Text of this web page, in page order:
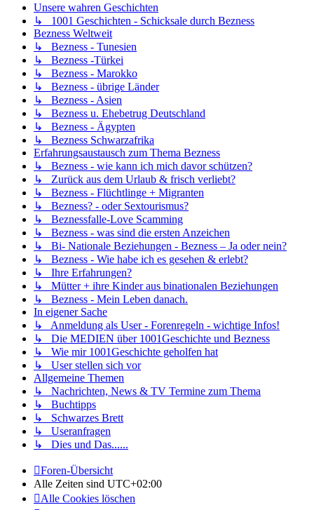
Unsere wahren Geschichten
↳ 1001 Geschichten - Schicksale durch Bezness
Bezness Weltweit
↳ Bezness - Tunesien
↳ Bezness -Türkei
↳ Bezness - Marokko
↳ Bezness - übrige Länder
↳ Bezness - Asien
↳ Bezness u. Ehebetrug Deutschland
↳ Bezness - Ägypten
↳ Bezness Schwarzafrika
Erfahrungsaustausch zum Thema Bezness
↳ Bezness - wie kann ich mich davor schützen?
↳ Zurück aus dem Urlaub & frisch verliebt?
↳ Bezness - Flüchtlinge + Migranten
↳ Bezness? - oder Sextourismus?
↳ Beznessfalle-Love Scamming
↳ Bezness - was sind die ersten Anzeichen
↳ Bi- Nationale Beziehungen - Bezness – Ja oder nein?
↳ Bezness - Wie habe ich es gesehen & erlebt?
↳ Ihre Erfahrungen?
↳ Mütter + ihre Kinder aus binationalen Beziehungen
↳ Bezness - Mein Leben danach.
In eigener Sache
↳ Anmeldung als User - Forenregeln - wichtige Infos!
↳ Die MEDIEN über 1001Geschichte und Bezness
↳ Wie mir 1001Geschichte geholfen hat
↳ User stellen sich vor
Allgemeine Themen
↳ Nachrichten, News & TV Termine zum Thema
↳ Buchtipps
↳ Schwarzes Brett
↳ Useranfragen
↳ Dies und Das......
Foren-Übersicht
Alle Zeiten sind UTC+02:00
Alle Cookies löschen